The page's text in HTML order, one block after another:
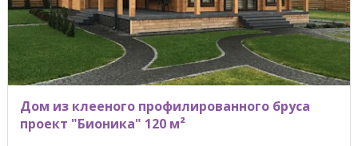
Дом из клееного профилированного бруса
проект "Бионика" 120 м²